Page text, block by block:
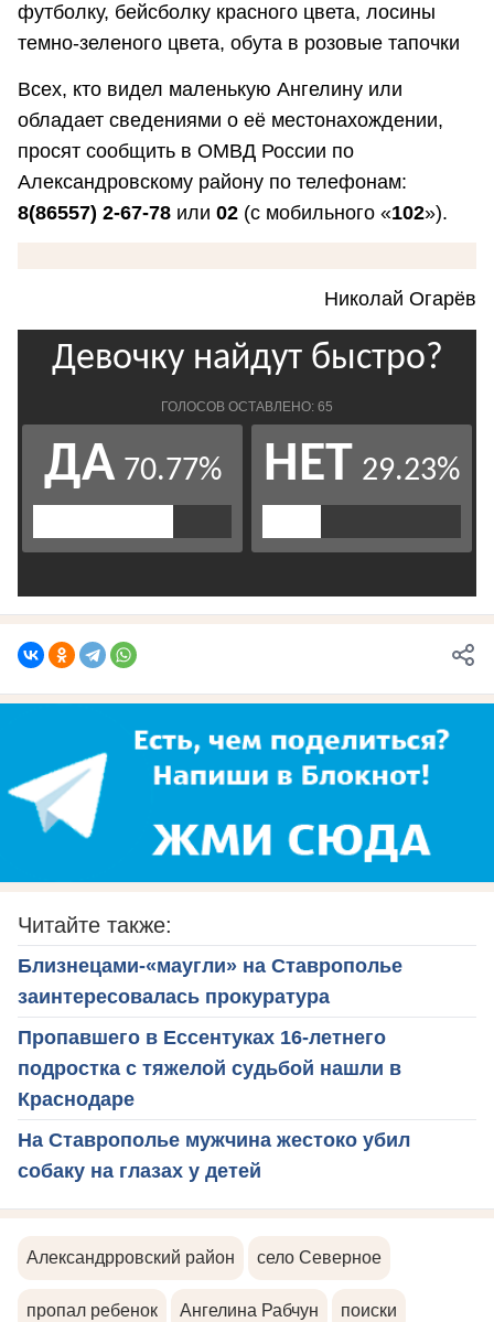
футболку, бейсболку красного цвета, лосины
темно-зеленого цвета, обута в розовые тапочки
Всех, кто видел маленькую Ангелину или
обладает сведениями о её местонахождении,
просят сообщить в ОМВД России по
Александровскому району по телефонам:
8(86557) 2-67-78 или 02 (с мобильного «102»).
Николай Огарёв
Читайте также:
Близнецами-«маугли» на Ставрополье
заинтересовалась прокуратура
Пропавшего в Ессентуках 16-летнего
подростка с тяжелой судьбой нашли в
Краснодаре
На Ставрополье мужчина жестоко убил
собаку на глазах у детей
Александрровский район село Северное
пропал ребенок Ангелина Рабчун поиски